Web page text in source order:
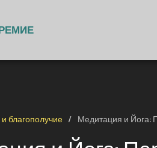
благополучие Медитация и Йога: